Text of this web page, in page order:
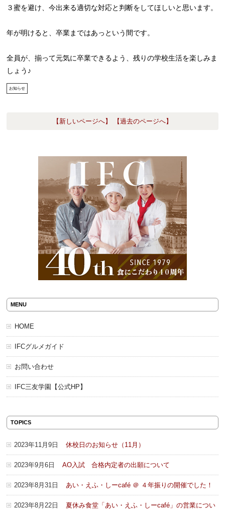
３蜜を避け、今出来る適切な対応と判断をしてほしいと思います。
年が明けると、卒業まではあっという間です。
全員が、揃って元気に卒業できるよう、残りの学校生活を楽しみま
しょう♪
お知らせ
【新しいページへ】 【過去のページへ】
MENU
HOME
IFCグルメガイド
お問い合わせ
IFC三友学園【公式HP】
TOPICS
2023年11月9日 休校日のお知らせ（11月）
2023年9月6日 AO入試 合格内定者の出願について
2023年8月31日 あい・えふ・しーcafé ＠ ４年振りの開催でした！
2023年8月22日
夏休み食堂「あい・えふ・しーcafé」の営業につい